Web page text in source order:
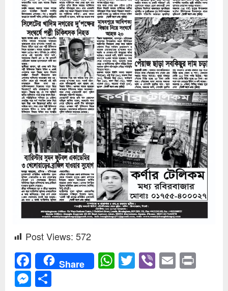
Post Views: 572
Facebook
Share WhatsApp
Twitter
Viber
Email
Messenger